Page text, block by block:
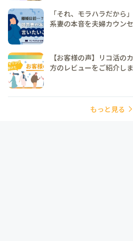
「それ、モラハラだから
系妻の本音を夫婦カウン
【お客様の声】リコ活の
方のレビューをご紹介し
もっと見る